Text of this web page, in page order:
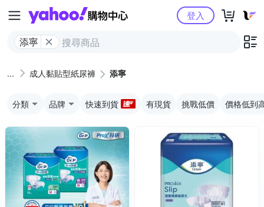
Yahoo購物中心
添寧
登入
成人黏貼型紙尿褲 添寧
分類 品牌 快速到貨 有現貨 挑戰低價 價格低到